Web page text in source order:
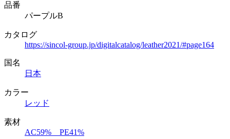
品番
パープルB
カタログ
https://sincol-group.jp/digitalcatalog/leather2021/#page164
国名
日本
カラー
レッド
素材
AC59% PE41%